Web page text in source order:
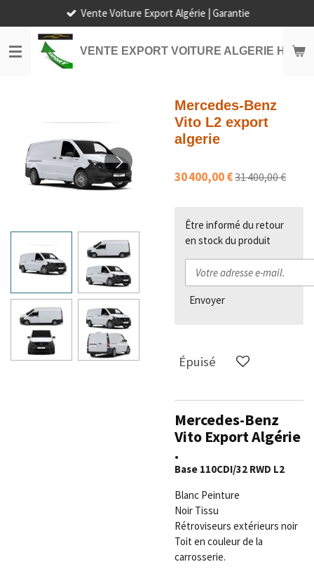
au
contenu
principal
VENTE EXPORT VOITURE ALGERIE HORS
Vente Voiture Export Algérie | Garantie
Mercedes-Benz
Vito L2 export
algerie
30 400,00 €31 400,00 €
Être informé du retour
en stock du produit
Envoyer
Épuisé
Mercedes-Benz
Vito Export Algérie
.
Base 110CDI/32 RWD L2
Blanc Peinture
Noir Tissu
Rétroviseurs extérieurs noir
Toit en couleur de la
carrosserie.